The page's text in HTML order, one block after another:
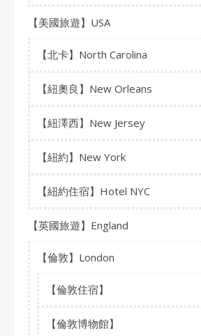
【美國旅遊】USA
【北卡】North Carolina
【紐奧良】New Orleans
【紐澤西】New Jersey
【紐約】New York
【紐約住宿】Hotel NYC
【英國旅遊】England
【倫敦】London
【倫敦住宿】
【倫敦博物館】